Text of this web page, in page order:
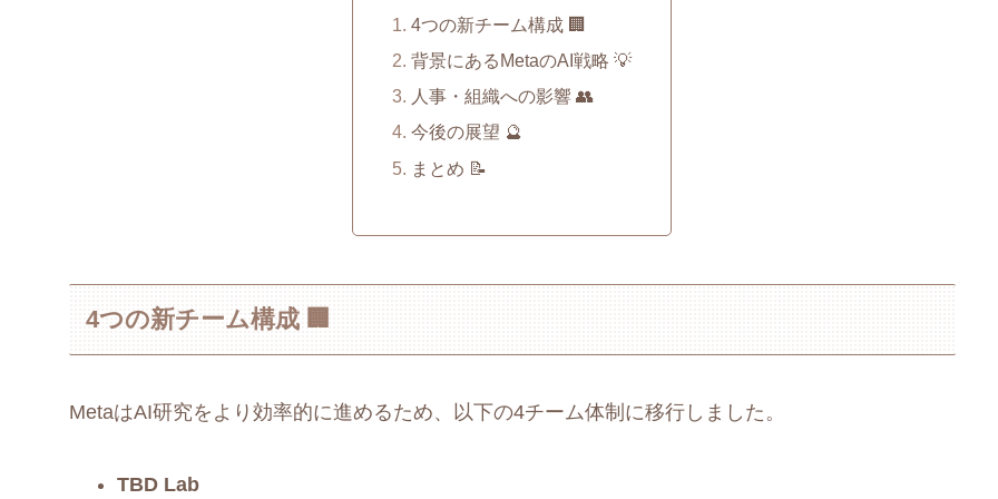
4つの新チーム構成 🏢
背景にあるMetaのAI戦略 💡
人事・組織への影響 👥
今後の展望 🔮
まとめ 📝
4つの新チーム構成 🏢
MetaはAI研究をより効率的に進めるため、以下の4チーム体制に移行しました。
TBD Lab